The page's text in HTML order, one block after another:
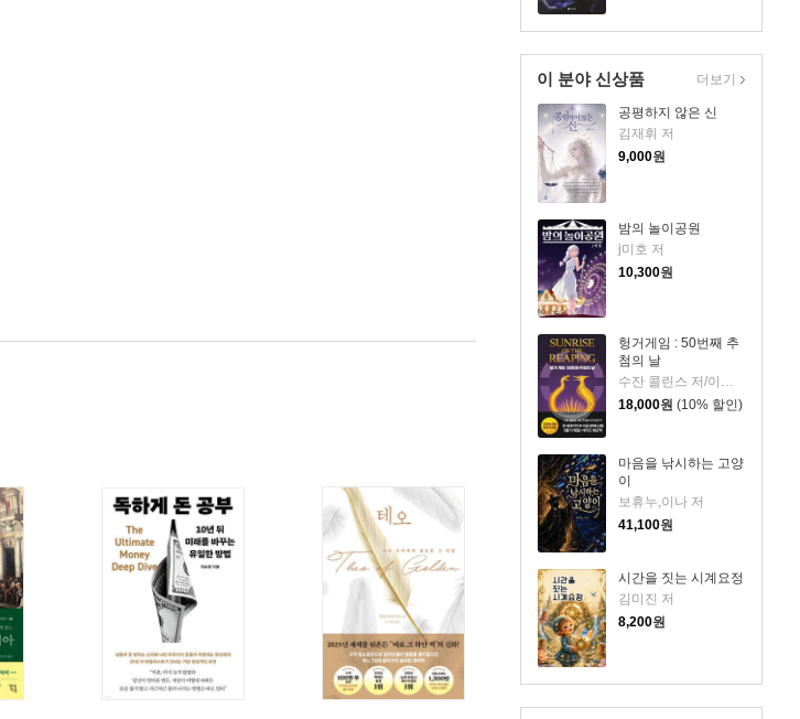
이 분야 신상품
공평하지 않은 신
김재휘 저
9,000원
밤의 놀이공원
j미호 저
10,300원
헝거게임 : 50번째 추
첨의 날
수잔 콜린스 저/이원열 역
18,000원 (10% 할인)
마음을 낚시하는 고양
이
보휴누,이나 저
41,100원
시간을 짓는 시계요정
김미진 저
8,200원
더보기